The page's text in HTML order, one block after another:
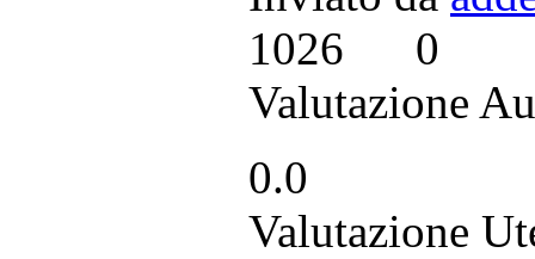
1026
0
Valutazione
0.0
Valutazione